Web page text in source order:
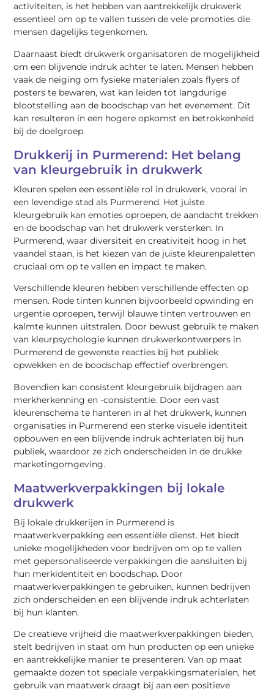
activiteiten, is het hebben van aantrekkelijk drukwerk
essentieel om op te vallen tussen de vele promoties die
mensen dagelijks tegenkomen.
Daarnaast biedt drukwerk organisatoren de mogelijkheid
om een blijvende indruk achter te laten. Mensen hebben
vaak de neiging om fysieke materialen zoals flyers of
posters te bewaren, wat kan leiden tot langdurige
blootstelling aan de boodschap van het evenement. Dit
kan resulteren in een hogere opkomst en betrokkenheid
bij de doelgroep.
Drukkerij in Purmerend: Het belang
van kleurgebruik in drukwerk
Kleuren spelen een essentiële rol in drukwerk, vooral in
een levendige stad als Purmerend. Het juiste
kleurgebruik kan emoties oproepen, de aandacht trekken
en de boodschap van het drukwerk versterken. In
Purmerend, waar diversiteit en creativiteit hoog in het
vaandel staan, is het kiezen van de juiste kleurenpaletten
cruciaal om op te vallen en impact te maken.
Verschillende kleuren hebben verschillende effecten op
mensen. Rode tinten kunnen bijvoorbeeld opwinding en
urgentie oproepen, terwijl blauwe tinten vertrouwen en
kalmte kunnen uitstralen. Door bewust gebruik te maken
van kleurpsychologie kunnen drukwerkontwerpers in
Purmerend de gewenste reacties bij het publiek
opwekken en de boodschap effectief overbrengen.
Bovendien kan consistent kleurgebruik bijdragen aan
merkherkenning en -consistentie. Door een vast
kleurenschema te hanteren in al het drukwerk, kunnen
organisaties in Purmerend een sterke visuele identiteit
opbouwen en een blijvende indruk achterlaten bij hun
publiek, waardoor ze zich onderscheiden in de drukke
marketingomgeving.
Maatwerkverpakkingen bij lokale
drukwerk
Bij lokale drukkerijen in Purmerend is
maatwerkverpakking een essentiële dienst. Het biedt
unieke mogelijkheden voor bedrijven om op te vallen
met gepersonaliseerde verpakkingen die aansluiten bij
hun merkidentiteit en boodschap. Door
maatwerkverpakkingen te gebruiken, kunnen bedrijven
zich onderscheiden en een blijvende indruk achterlaten
bij hun klanten.
De creatieve vrijheid die maatwerkverpakkingen bieden,
stelt bedrijven in staat om hun producten op een unieke
en aantrekkelijke manier te presenteren. Van op maat
gemaakte dozen tot speciale verpakkingsmaterialen, het
gebruik van maatwerk draagt bij aan een positieve